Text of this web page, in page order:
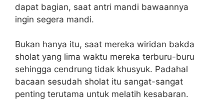
dapat bagian, saat antri mandi bawaannya
ingin segera mandi.
Bukan hanya itu, saat mereka wiridan bakda
sholat yang lima waktu mereka terburu-buru
sehingga cendrung tidak khusyuk. Padahal
bacaan sesudah sholat itu sangat-sangat
penting terutama untuk melatih kesabaran.